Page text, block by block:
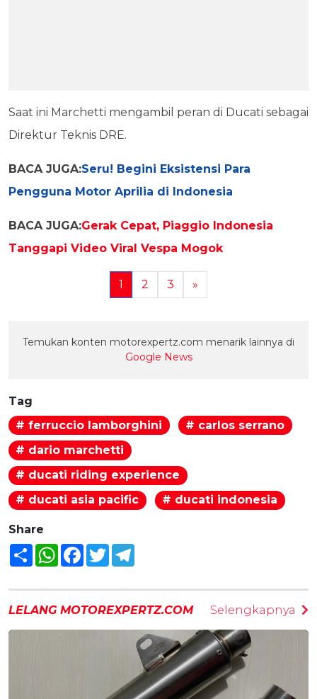
Saat ini Marchetti mengambil peran di Ducati sebagai
Direktur Teknis DRE.
BACA JUGA:Seru! Begini Eksistensi Para
Pengguna Motor Aprilia di Indonesia
BACA JUGA:Gerak Cepat, Piaggio Indonesia
Tanggapi Video Viral Vespa Mogok
1 2 3 »
Temukan konten motorexpertz.com menarik lainnya di
Google News
Tag
# ferruccio lamborghini
# carlos serrano
# dario marchetti
# ducati riding experience
# ducati asia pacific
# ducati indonesia
Share
Share WhatsAppFacebook
Twitter
LELANG MOTOREXPERTZ.COM Selengkapnya